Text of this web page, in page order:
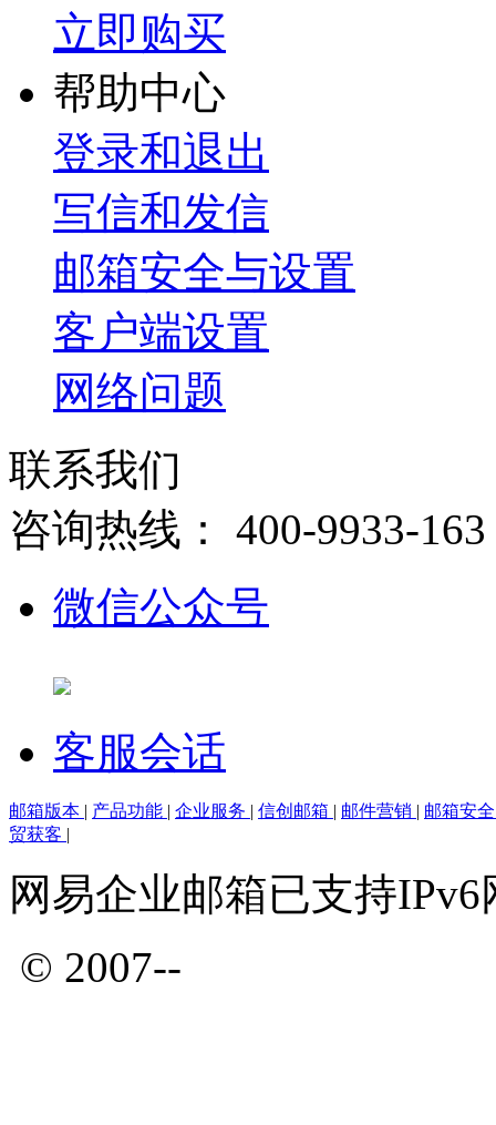
立即购买
帮助中心
登录和退出
写信和发信
邮箱安全与设置
客户端设置
网络问题
联系我们
咨询热线： 400-9933-163
微信公众号
客服会话
邮箱版本 | 产品功能 | 企业服务 | 信创邮箱 | 邮件营销 | 邮箱安
贸获客 |
网易企业邮箱已支持
© 2007--